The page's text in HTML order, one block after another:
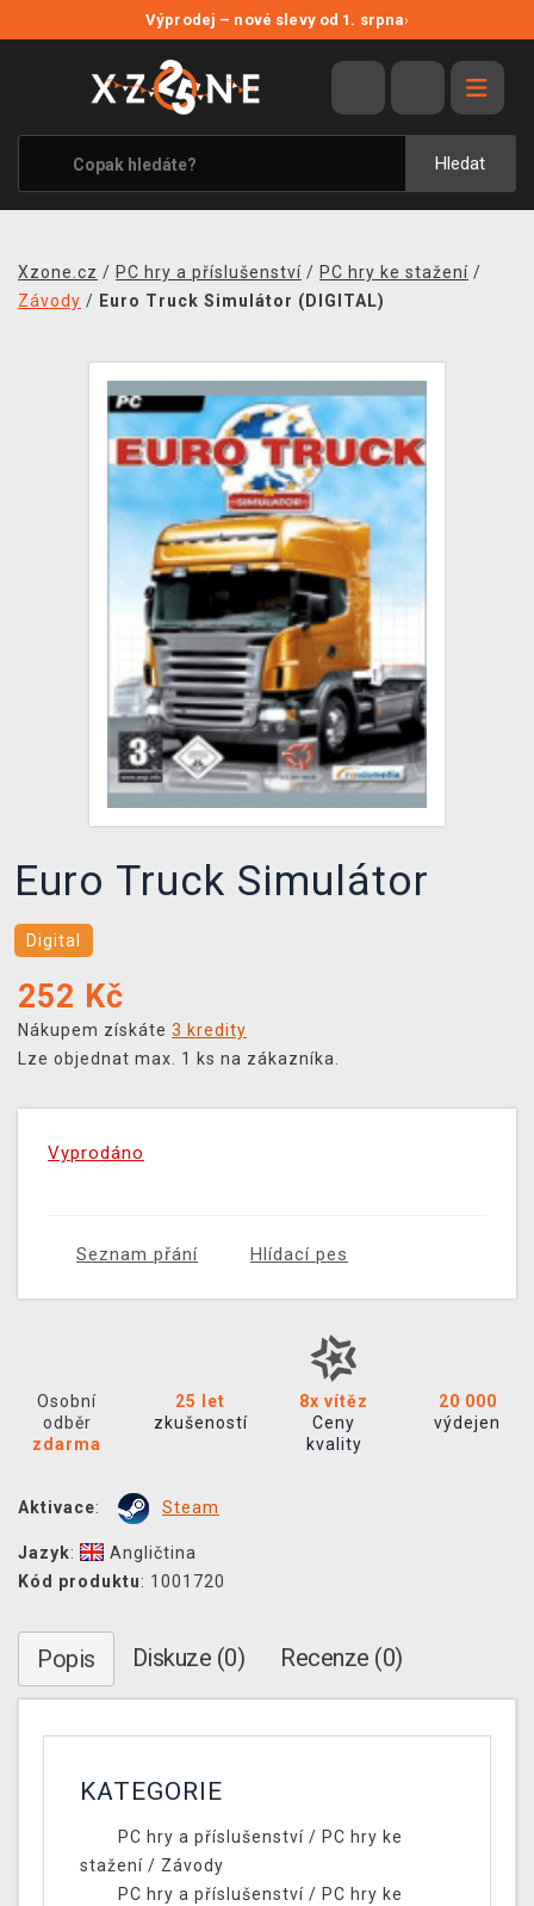
Výprodej – nové slevy od 1. srpna›
Hledat
VÝPRODEJ
VIDEOHRY
XZONE ORIGINALS
TÉMATIKY
MERCHANDISE
PRODEJNY
XZONE KLUB
TCG & BOARDGAME HUB
VÝKUP HER (BAZAR)
Xzone.cz / PC hry a příslušenství / PC hry ke stažení /
Závody / Euro Truck Simulátor (DIGITAL)
Euro Truck Simulátor
Digital
252 Kč
Nákupem získáte 3 kredity
Lze objednat max. 1 ks na zákazníka.
Vyprodáno
Seznam přání Hlídací pes
Osobní
odběr
zdarma
25 let
zkušeností
8x vítěz
Ceny
kvality
20 000
výdejen
Aktivace: Steam
Jazyk:
Angličtina
Kód produktu: 1001720
Popis Diskuze (0) Recenze (0)
KATEGORIE
PC hry a příslušenství/ PC hry ke
stažení / Závody
PC hry a příslušenství/ PC hry ke